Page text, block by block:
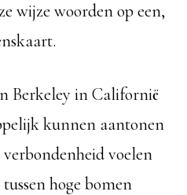
wijze woorden op een,
Berkeley in Californië
kunnen aantonen
voelen
hoge bomen